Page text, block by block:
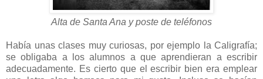
Alta de Santa Ana y poste de teléfonos
Había unas clases muy curiosas, por ejemplo la Caligrafía;
se obligaba a los alumnos a que aprendieran a escribir
adecuadamente. Es cierto que el escribir bien era emplear